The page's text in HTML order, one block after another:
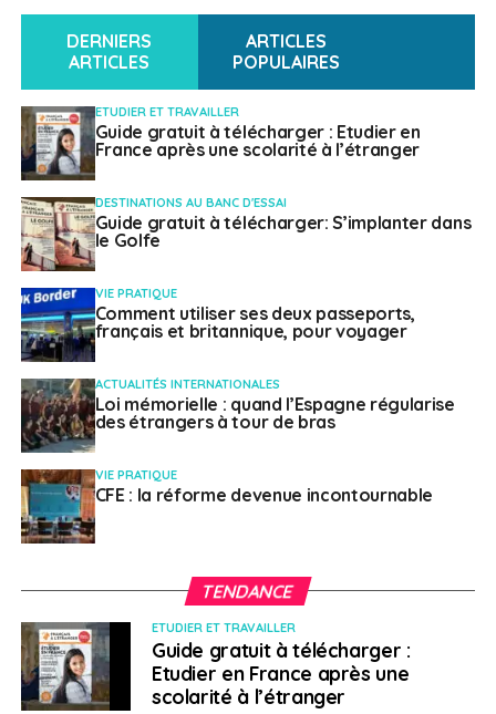
mobiles à l’échelle mondiale,observe M. Volek.
la dernière décennie. »
Dominik Volek : « De plus en plus, les pays se font concurrence
pour attirer les investissements directs étrangers. »
Cadre juridique solide
Loin d’être une activité marginale, la migration par
investissement contribue aujourd’hui à des flux de
capitaux de plusieurs milliards de dollars et soutient les
DERNIERS
ARTICLES
ARTICLES
POPULAIRES
ETUDIER ET TRAVAILLER
Guide gratuit à télécharger : Etudier en
France après une scolarité à l’étranger
DESTINATIONS AU BANC D'ESSAI
Guide gratuit à télécharger: S’implanter dans
le Golfe
VIE PRATIQUE
Comment utiliser ses deux passeports,
français et britannique, pour voyager
ACTUALITÉS INTERNATIONALES
Loi mémorielle : quand l’Espagne régularise
des étrangers à tour de bras
VIE PRATIQUE
CFE : la réforme devenue incontournable
TENDANCE
ETUDIER ET TRAVAILLER
Guide gratuit à télécharger :
Etudier en France après une
scolarité à l’étranger